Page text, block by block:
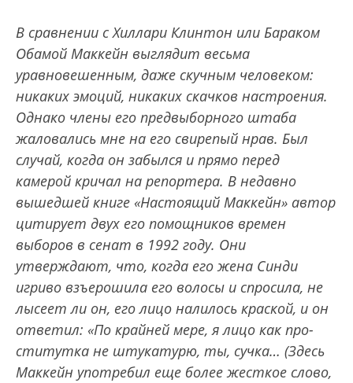
В сравнении с Хиллари Клинтон или Бараком
Обамой Маккейн выглядит весьма
уравновешенным, даже скучным человеком:
никаких эмоций, никаких скачков настроения.
Однако члены его предвыборного штаба
жаловались мне на его свирепый нрав. Был
случай, когда он забылся и прямо перед
камерой кричал на репортера. В недавно
вышедшей книге «Настоящий Маккейн» автор
цитирует двух его помощников времен
выборов в сенат в 1992 году. Они
утверждают, что, когда его жена Синди
игриво взъерошила его волосы и спросила, не
лысеет ли он, его лицо налилось краской, и он
ответил: «По крайней мере, я лицо как про-
ститутка не штукатурю, ты, сучка… (Здесь
Маккейн употребил еще более жесткое слово,